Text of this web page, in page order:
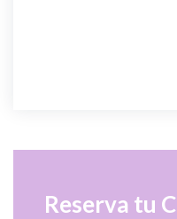
Reserva tu